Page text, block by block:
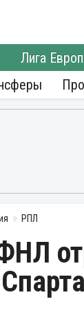
Лига
РПЛ